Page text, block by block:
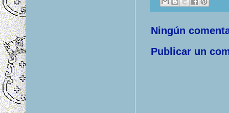
Ningún
Publicar un